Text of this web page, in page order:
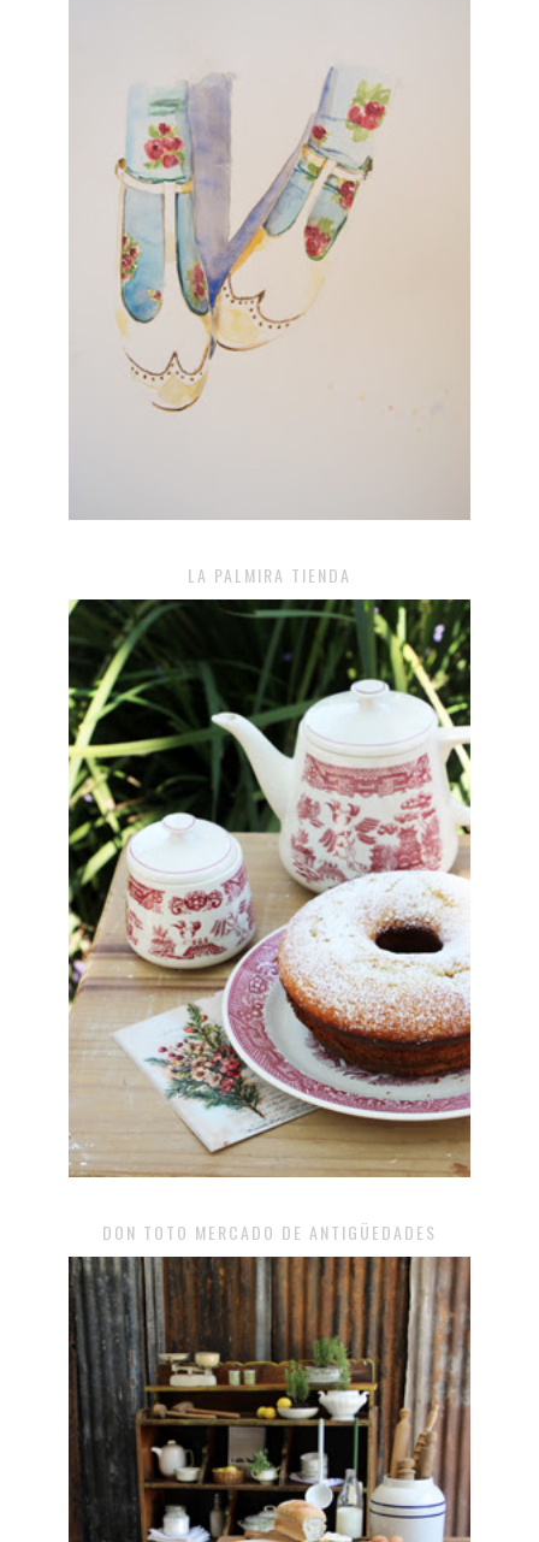
LA PALMIRA TIENDA
DON TOTO MERCADO DE ANTIGÜEDADES